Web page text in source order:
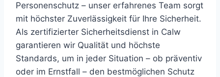
Personenschutz – unser erfahrenes Team sorgt
mit höchster Zuverlässigkeit für Ihre Sicherheit.
Als zertifizierter Sicherheitsdienst in Calw
garantieren wir Qualität und höchste
Standards, um in jeder Situation – ob präventiv
oder im Ernstfall – den bestmöglichen Schutz